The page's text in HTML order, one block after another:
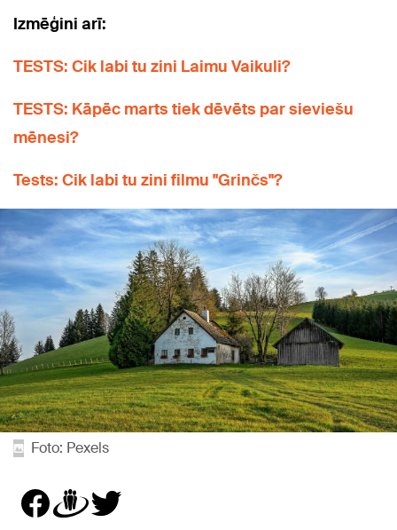
Izmēģini arī:
TESTS: Cik labi tu zini Laimu Vaikuli?
TESTS: Kāpēc marts tiek dēvēts par sieviešu
mēnesi?
Tests: Cik labi tu zini filmu "Grinčs"?
Foto: Pexels